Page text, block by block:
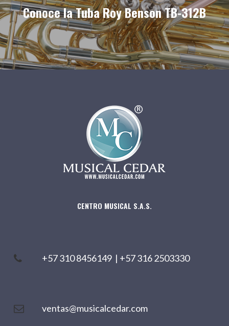
Conoce la Tuba Roy Benson TB-312B
CENTRO MUSICAL S.A.S.
+57 310 8456149 | +57 316 2503330
ventas@musicalcedar.com